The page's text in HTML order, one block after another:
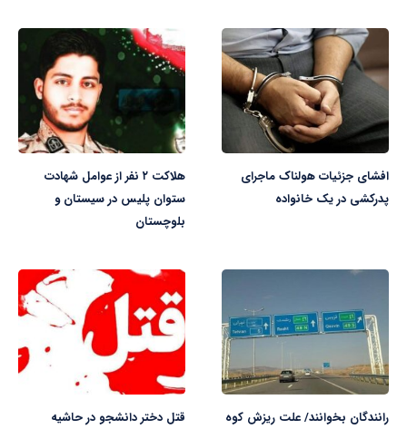
افشای جزئیات هولناک ماجرای
پدرکشی در یک خانواده
هلاکت ۲ نفر از عوامل شهادت
ستوان پلیس در سیستان و
بلوچستان
رانندگان بخوانند/ علت ریزش کوه
قتل دختر دانشجو در حاشیه